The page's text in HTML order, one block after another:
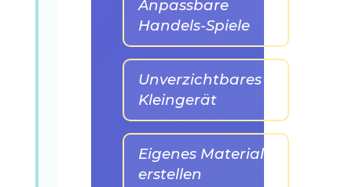
Anpassbare
Handels-Spiele
Unverzichtbares
Kleingerät
Eigenes Material
erstellen